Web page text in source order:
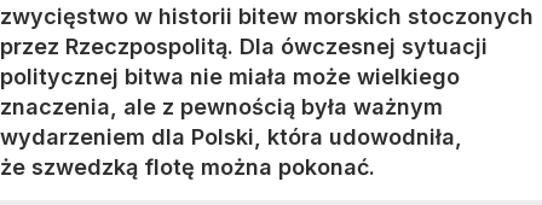
zwycięstwo w historii bitew morskich stoczonych
przez Rzeczpospolitą. Dla ówczesnej sytuacji
politycznej bitwa nie miała może wielkiego
znaczenia, ale z pewnością była ważnym
wydarzeniem dla Polski, która udowodniła,
że szwedzką flotę można pokonać.